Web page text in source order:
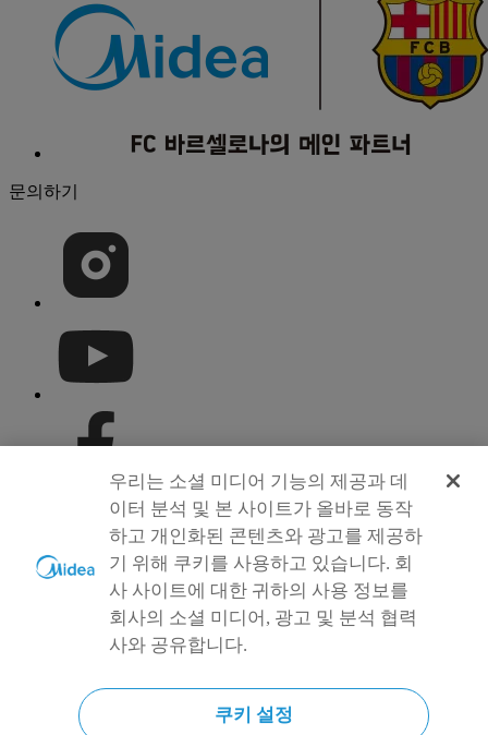
문의하기
Simply ideal
우리는 소셜 미디어 기능의 제공과 데
이터 분석 및 본 사이트가 올바로 동작
하고 개인화된 콘텐츠와 광고를 제공하
기 위해 쿠키를 사용하고 있습니다. 회
사 사이트에 대한 귀하의 사용 정보를
회사의 소셜 미디어, 광고 및 분석 협력
사와 공유합니다.
쿠키 설정